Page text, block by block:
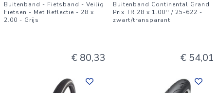
Buitenband - Fietsband - Veilig
Fietsen - Met Reflectie - 28 x
2.00 - Grijs
€ 80,33
Buitenband Continental Grand
Prix TR 28 x 1.00'' / 25-622 -
zwart/transparant
€ 54,01